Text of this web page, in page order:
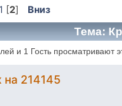
1 [2] Вниз
Тема:
(Прочитано 11300
и 1 Гость просматривают
на 214145